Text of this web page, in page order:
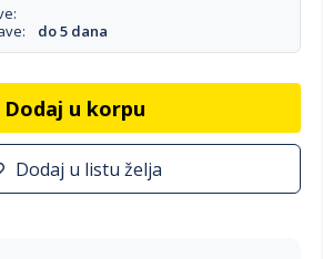
do 5 dana
Dodaj u korpu
Dodaj u listu želja